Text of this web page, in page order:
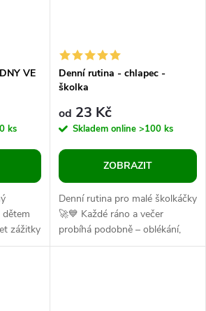
VE
ks
zážitky
Denní rutina - chlapec -
školka
od 23 Kč
Skladem online >100 ks
ZOBRAZIT
Denní rutina pro malé školkáčky
🚀💙 Každé ráno a večer
probíhá podobně – oblékání,
hygiena, snídaně, příprava do